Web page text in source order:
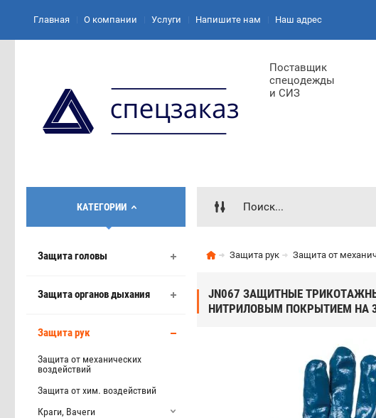
Главная О компании Услуги Напишите нам Наш адрес
Поставщик
спецодежды
и СИЗ
КАТЕГОРИИ
Защита головы
Защита органов дыхания
Защита рук
Защита от механических
воздействий
Защита от хим. воздействий
Краги, Вачеги
Защита рук Защита от
JN067 ЗАЩИТНЫЕ
НИТРИЛОВЫМ ПОКРЫТИЕМ НА